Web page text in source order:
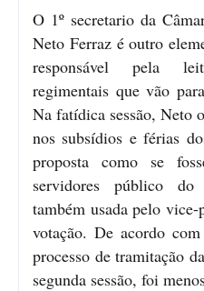
O 1º secretario da
Neto Ferraz é outro
responsável pela
regimentais que vão
Na fatídica sessão, Neto
nos subsídios e férias
proposta como se
servidores público
também usada pelo
votação. De acordo
processo de tramitação
segunda sessão, foi